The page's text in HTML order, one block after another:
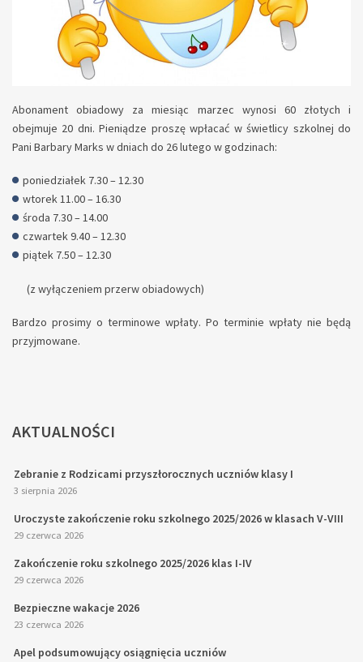
Abonament obiadowy za miesiąc marzec wynosi 60 złotych i
obejmuje 20 dni. Pieniądze proszę wpłacać w świetlicy szkolnej do
Pani Barbary Marks w dniach do 26 lutego w godzinach:
poniedziałek 7.30 – 12.30
wtorek 11.00 – 16.30
środa 7.30 – 14.00
czwartek 9.40 – 12.30
piątek 7.50 – 12.30
(z wyłączeniem przerw obiadowych)
Bardzo prosimy o terminowe wpłaty. Po terminie wpłaty nie będą
przyjmowane.
AKTUALNOŚCI
Zebranie z Rodzicami przyszłorocznych uczniów klasy I
3 sierpnia 2026
Uroczyste zakończenie roku szkolnego 2025/2026 w klasach V-VIII
29 czerwca 2026
Zakończenie roku szkolnego 2025/2026 klas I-IV
29 czerwca 2026
Bezpieczne wakacje 2026
23 czerwca 2026
Apel podsumowujący osiągnięcia uczniów